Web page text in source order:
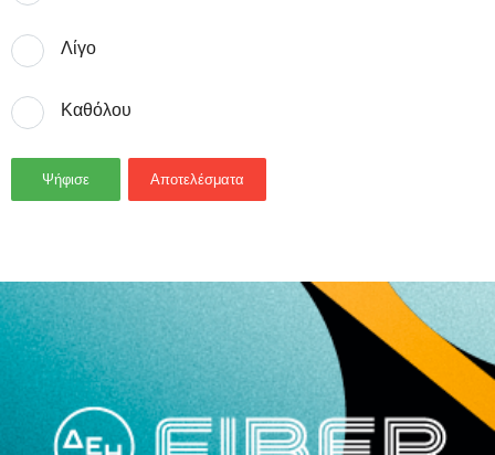
Λίγο
Καθόλου
Ψήφισε Αποτελέσματα
- Advertisement -